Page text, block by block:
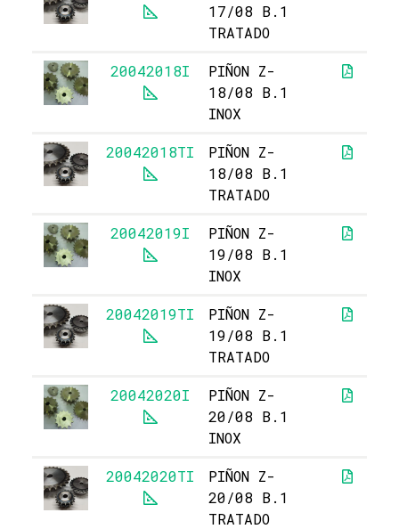
17/08 B.1
TRATADO
20042018I
PIÑON Z-
18/08 B.1
INOX
20042018TI
PIÑON Z-
18/08 B.1
TRATADO
20042019I
PIÑON Z-
19/08 B.1
INOX
20042019TI
PIÑON Z-
19/08 B.1
TRATADO
20042020I
PIÑON Z-
20/08 B.1
INOX
20042020TI
PIÑON Z-
20/08 B.1
TRATADO